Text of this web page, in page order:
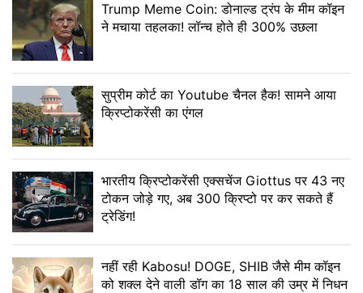
Trump Meme Coin: डोनाल्ड ट्रंप के मीम कॉइन
ने मचाया तहलका! लॉन्च होते ही 300% उछला
सुप्रीम कोर्ट का Youtube चैनल हैक! सामने आया
क्र‍िप्‍टोकरेंसी का एंगल
भारतीय क्रिप्टोकरेंसी एक्सचेंज Giottus पर 43 नए
टोकन जोड़े गए, अब 300 क्रिप्टो पर कर सकते हैं
ट्रेडिंग!
नहीं रही Kabosu! DOGE, SHIB जैसे मीम कॉइन
को शक्ल देने वाली डॉग का 18 साल की उम्र में निधन